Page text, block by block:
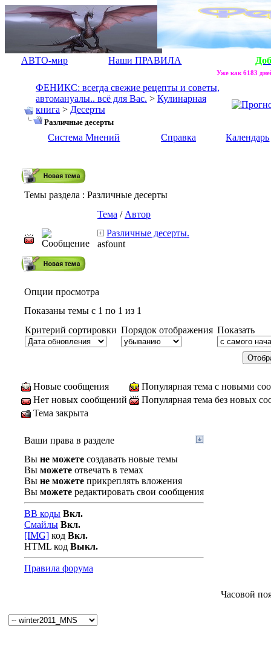
АВТО-мир Наши ПРАВИЛА
Уже как 6183
ФЕНИКС: всегда свежие рецепты и советы,
автомануалы.. всё для Вас. > Кулинарная
книга > Десерты
Различные десерты
Система Мнений Справка Календарь
Темы раздела : Различные десерты
Тема / Автор
Различные десерты.
asfount
Опции просмотра
Показаны темы с 1 по 1 из 1
Критерий сортировки Порядок отображения Показать
Новые сообщения
Популярная тема с новыми
Нет новых сообщений
Популярная тема без новых
Тема закрыта
Ваши права в разделе
Вы не можете создавать новые темы
Вы можете отвечать в темах
Вы не можете прикреплять вложения
Вы можете редактировать свои сообщения
BB коды Вкл.
Смайлы Вкл.
[IMG] код Вкл.
HTML код Выкл.
Правила форума
Часовой